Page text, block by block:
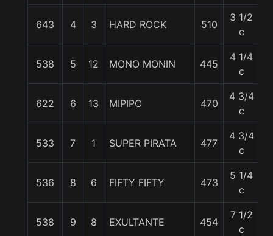
643 4 3 HARD ROCK 510
3 1/2
c
538 5 12 MONO MONIN 445
4 1/4
c
622 6 13 MIPIPO 470
4 3/4
c
533 7 1 SUPER PIRATA 477
4 3/4
c
536 8 6 FIFTY FIFTY 473
5 1/4
c
538 9 8 EXULTANTE 454
7 1/2
c